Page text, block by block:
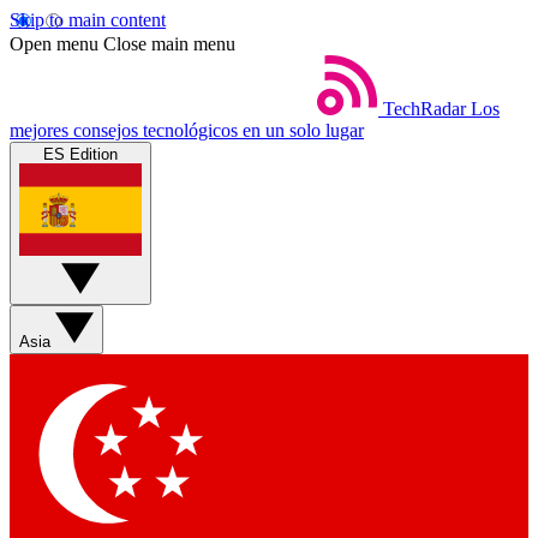
Skip to main content
Open menu Close main menu
TechRadar Los
mejores consejos tecnológicos en un solo lugar
ES Edition
Asia